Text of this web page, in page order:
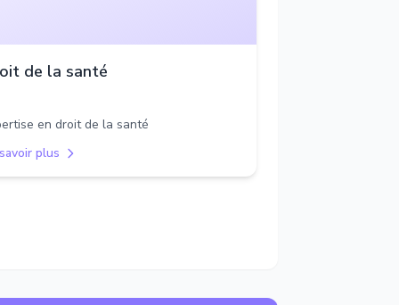
de la santé
en droit de la santé
plus